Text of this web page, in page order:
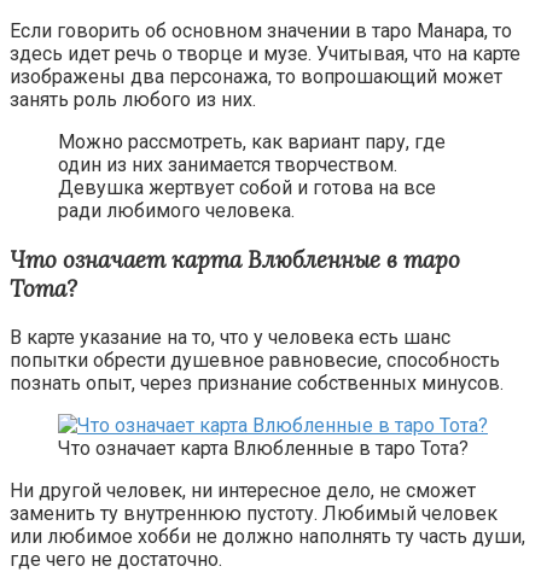
Если говорить об основном значении в таро Манара, то
здесь идет речь о творце и музе. Учитывая, что на карте
изображены два персонажа, то вопрошающий может
занять роль любого из них.
Можно рассмотреть, как вариант пару, где
один из них занимается творчеством.
Девушка жертвует собой и готова на все
ради любимого человека.
Что означает карта Влюбленные в таро
Тота?
В карте указание на то, что у человека есть шанс
попытки обрести душевное равновесие, способность
познать опыт, через признание собственных минусов.
Что означает карта Влюбленные в таро Тота?
Ни другой человек, ни интересное дело, не сможет
заменить ту внутреннюю пустоту. Любимый человек
или любимое хобби не должно наполнять ту часть души,
где чего не достаточно.